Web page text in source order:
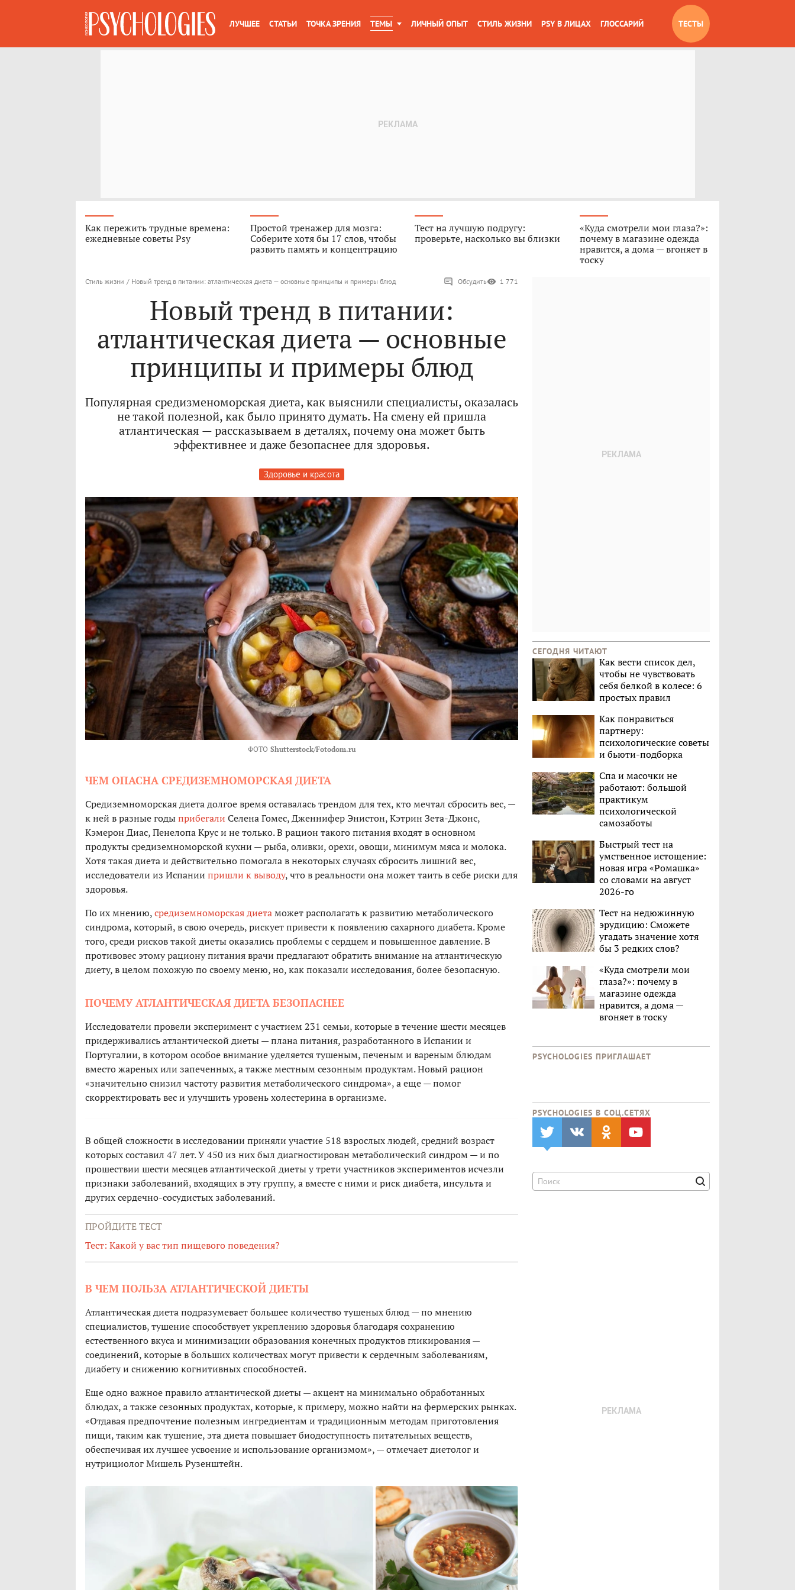
ЛУЧШЕЕ СТАТЬИ ТОЧКА ЗРЕНИЯ ТЕМЫ ЛИЧНЫЙ ОПЫТ СТИЛЬ ЖИЗНИ PSY В ЛИЦАХ ГЛОССАРИЙ ТЕСТЫ
Как пережить трудные времена:
ежедневные советы Psy
Простой тренажер для мозга:
Соберите хотя бы 17 слов, чтобы
развить память и концентрацию
Тест на лучшую подругу:
проверьте, насколько вы близки
«Куда смотрели мои глаза?»:
почему в магазине одежда
нравится, а дома — вгоняет в
тоску
Стиль жизни / Новый тренд в питании: атлантическая диета — основные принципы и примеры блюд Обсудить 1 771
Новый тренд в питании:
атлантическая диета — основные
принципы и примеры блюд
Популярная средизменоморская диета, как выяснили специалисты, оказалась
не такой полезной, как было принято думать. На смену ей пришла
атлантическая — рассказываем в деталях, почему она может быть
эффективнее и даже безопаснее для здоровья.
Здоровье и красота
ФОТО Shutterstock/Fotodom.ru
ЧЕМ ОПАСНА СРЕДИЗЕМНОМОРСКАЯ ДИЕТА
Средиземноморская диета долгое время оставалась трендом для тех, кто мечтал сбросить вес, —
к ней в разные годыприбегали Селена Гомес, Дженнифер Энистон, Кэтрин Зета-Джонс,
Кэмерон Диас, Пенелопа Крус и не только. В рацион такого питания входят в основном
продукты средиземноморской кухни — рыба, оливки, орехи, овощи, минимум мяса и молока.
Хотя такая диета и действительно помогала в некоторых случаях сбросить лишний вес,
исследователи из Испании пришли к выводу, что в реальности она может таить в себе риски для
здоровья.
По их мнению,средиземноморская диетаможет располагать к развитию метаболического
синдрома, который, в свою очередь, рискует привести к появлению сахарного диабета. Кроме
того, среди рисков такой диеты оказались проблемы с сердцем и повышенное давление. В
противовес этому рациону питания врачи предлагают обратить внимание на атлантическую
диету, в целом похожую по своему меню, но, как показали исследования, более безопасную.
ПОЧЕМУ АТЛАНТИЧЕСКАЯ ДИЕТА БЕЗОПАСНЕЕ
Исследователи провели эксперимент с участием 231 семьи, которые в течение шести месяцев
придерживались атлантической диеты — плана питания, разработанного в Испании и
Португалии, в котором особое внимание уделяется тушеным, печеным и вареным блюдам
вместо жареных или запеченных, а также местным сезонным продуктам. Новый рацион
«значительно снизил частоту развития метаболического синдрома», а еще — помог
скорректировать вес и улучшить уровень холестерина в организме.
В общей сложности в исследовании приняли участие 518 взрослых людей, средний возраст
которых составил 47 лет. У 450 из них был диагностирован метаболический синдром — и по
прошествии шести месяцев атлантической диеты у трети участников экспериментов исчезли
признаки заболеваний, входящих в эту группу, а вместе с ними и риск диабета, инсульта и
других сердечно-сосудистых заболеваний.
ПРОЙДИТЕ ТЕСТ
Тест: Какой у вас тип пищевого поведения?
В ЧЕМ ПОЛЬЗА АТЛАНТИЧЕСКОЙ ДИЕТЫ
Атлантическая диета подразумевает большее количество тушеных блюд — по мнению
специалистов, тушение способствует укреплению здоровья благодаря сохранению
естественного вкуса и минимизации образования конечных продуктов гликирования —
соединений, которые в больших количествах могут привести к сердечным заболеваниям,
диабету и снижению когнитивных способностей.
Еще одно важное правило атлантической диеты — акцент на минимально обработанных
блюдах, а также сезонных продуктах, которые, к примеру, можно найти на фермерских рынках.
«Отдавая предпочтение полезным ингредиентам и традиционным методам приготовления
пищи, таким как тушение, эта диета повышает биодоступность питательных веществ,
обеспечивая их лучшее усвоение и использование организмом», — отмечает диетолог и
нутрициолог Мишель Рузенштейн.
СЕГОДНЯ ЧИТАЮТ
Как вести список дел,
чтобы не чувствовать
себя белкой в колесе: 6
простых правил
Как понравиться
партнеру:
психологические советы
и бьюти-подборка
Спа и масочки не
работают: большой
практикум
психологической
самозаботы
Быстрый тест на
умственное истощение:
новая игра «Ромашка»
со словами на август
2026-го
Тест на недюжинную
эрудицию: Сможете
угадать значение хотя
бы 3 редких слов?
«Куда смотрели мои
глаза?»: почему в
магазине одежда
нравится, а дома —
вгоняет в тоску
PSYCHOLOGIES ПРИГЛАШАЕТ
PSYCHOLOGIES В CОЦ.СЕТЯХ